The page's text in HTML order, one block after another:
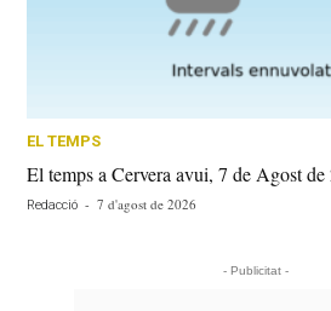
EL TEMPS
El temps a Cervera avui, 7 de Agost de
Redacció - 7 d'agost de 2026
- Publicitat -